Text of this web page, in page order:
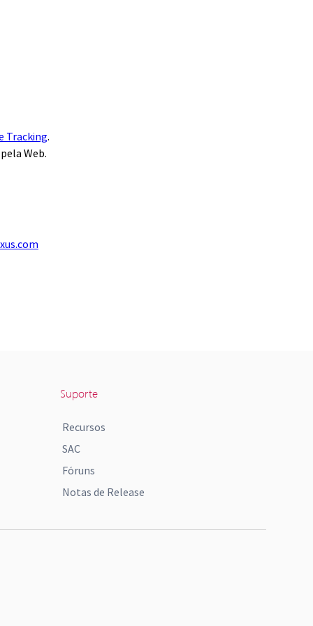
Tracking.
Web.
Suporte
Recursos
SAC
Fóruns
Notas de Release